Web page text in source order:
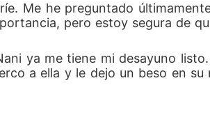
Me he preguntado
pero estoy segura de
ya me tiene mi desayuno
a ella y le dejo un beso en